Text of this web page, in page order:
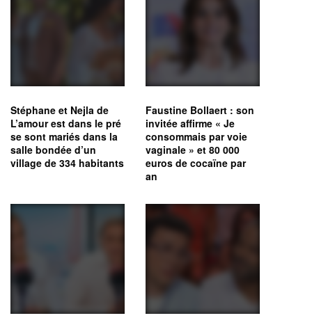
Stéphane et Nejla de
L’amour est dans le pré
se sont mariés dans la
salle bondée d’un
village de 334 habitants
Faustine Bollaert : son
invitée affirme « Je
consommais par voie
vaginale » et 80 000
euros de cocaïne par
an